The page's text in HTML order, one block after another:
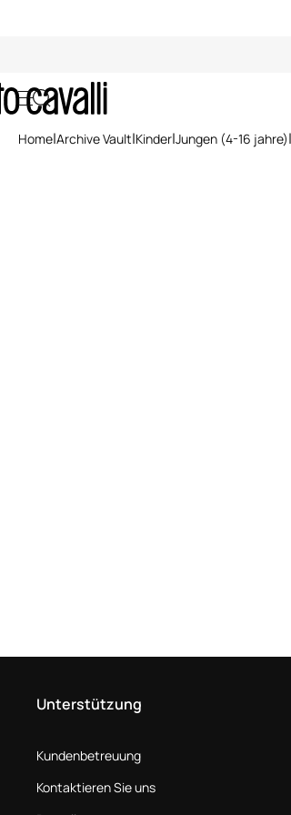
Sneakers
Home Archive Vault Kinder Jungen (4-16 jahre)
Unterstützung
Kundenbetreuung
Kontaktieren Sie uns